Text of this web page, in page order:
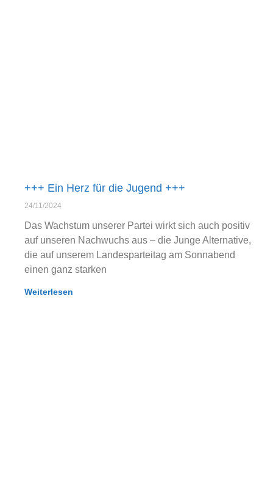
+++ Ein Herz für die Jugend +++
24/11/2024
Das Wachstum unserer Partei wirkt sich auch positiv
auf unseren Nachwuchs aus – die Junge Alternative,
die auf unserem Landesparteitag am Sonnabend
einen ganz starken
Weiterlesen